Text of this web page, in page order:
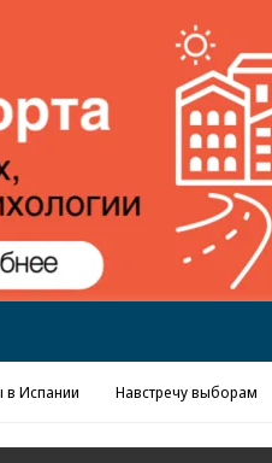
ad
в Испании Навстречу выборам